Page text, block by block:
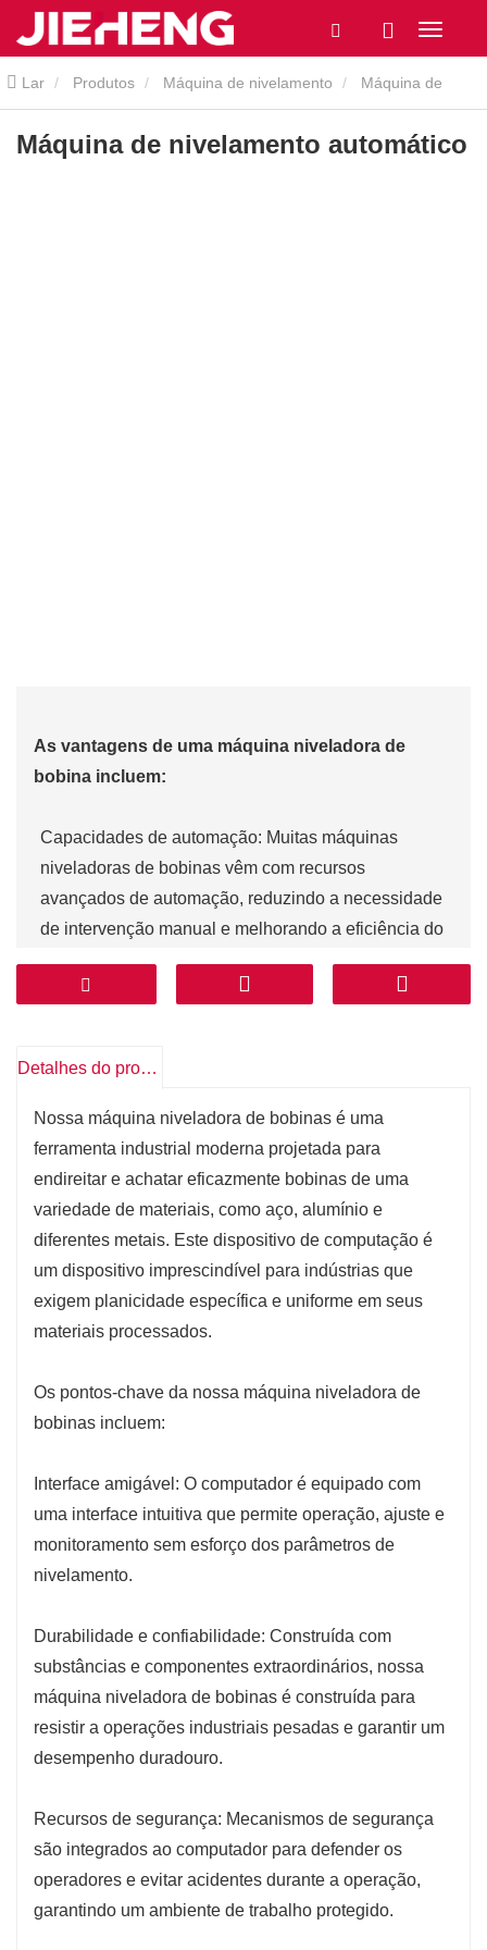
Lar Produtos Máquina de nivelamento
nivelamento automático
Máquina de nivelamento automático
As vantagens de uma máquina niveladora de
bobina incluem:
Capacidades de automação: Muitas máquinas
niveladoras de bobinas vêm com recursos
avançados de automação, reduzindo a necessidade
de intervenção manual e melhorando a eficiência do
Durabilidade: Essas máquinas são construídas para
Recursos de segurança: As máquinas niveladoras de
bobinas são equipadas com mecanismos de
segurança para proteger os operadores e evitar
acidentes durante a operação.
Solução econômica: Ao melhorar o nivelamento e a
qualidade do material, a máquina ajuda a reduzir os
custos de processamento posterior e aumenta a
eficiência operacional geral.
Detalhes do produto
Nossa máquina niveladora de bobinas é uma
ferramenta industrial moderna projetada para
endireitar e achatar eficazmente bobinas de uma
variedade de materiais, como aço, alumínio e
diferentes metais. Este dispositivo de computação é
um dispositivo imprescindível para indústrias que
exigem planicidade específica e uniforme em seus
materiais processados.
Os pontos-chave da nossa máquina niveladora de
bobinas incluem:
Interface amigável: O computador é equipado com
uma interface intuitiva que permite operação, ajuste e
monitoramento sem esforço dos parâmetros de
nivelamento.
Durabilidade e confiabilidade: Construída com
substâncias e componentes extraordinários, nossa
máquina niveladora de bobinas é construída para
resistir a operações industriais pesadas e garantir um
desempenho duradouro.
Recursos de segurança: Mecanismos de segurança
são integrados ao computador para defender os
operadores e evitar acidentes durante a operação,
garantindo um ambiente de trabalho protegido.